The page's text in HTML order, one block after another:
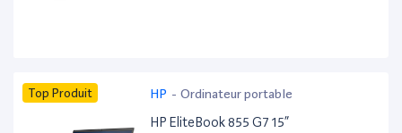
Top Produit HP - Ordinateur portable
HP EliteBook 855 G7 15”